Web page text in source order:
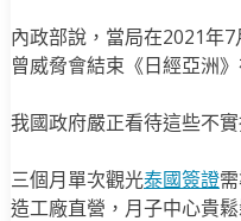
內政部說，當局在2021年
曾威脅會結束《日經亞洲
我國政府嚴正看待這些不
三個月單次觀光泰國簽證
造工廠直營，月子中心貴